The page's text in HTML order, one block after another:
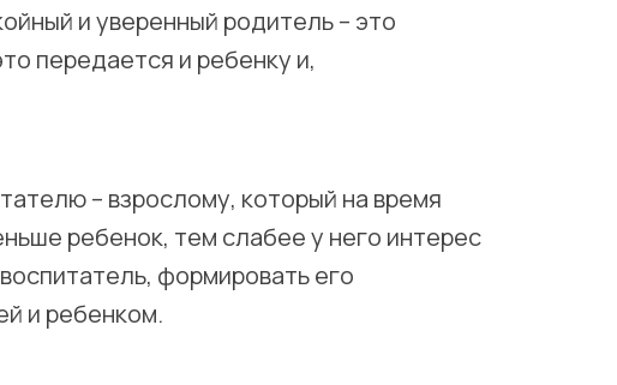
и уверенный родитель – это
передается и ребенку и,
– взрослому, который на время
ребенок, тем слабее у него интерес
формировать его
и ребенком.